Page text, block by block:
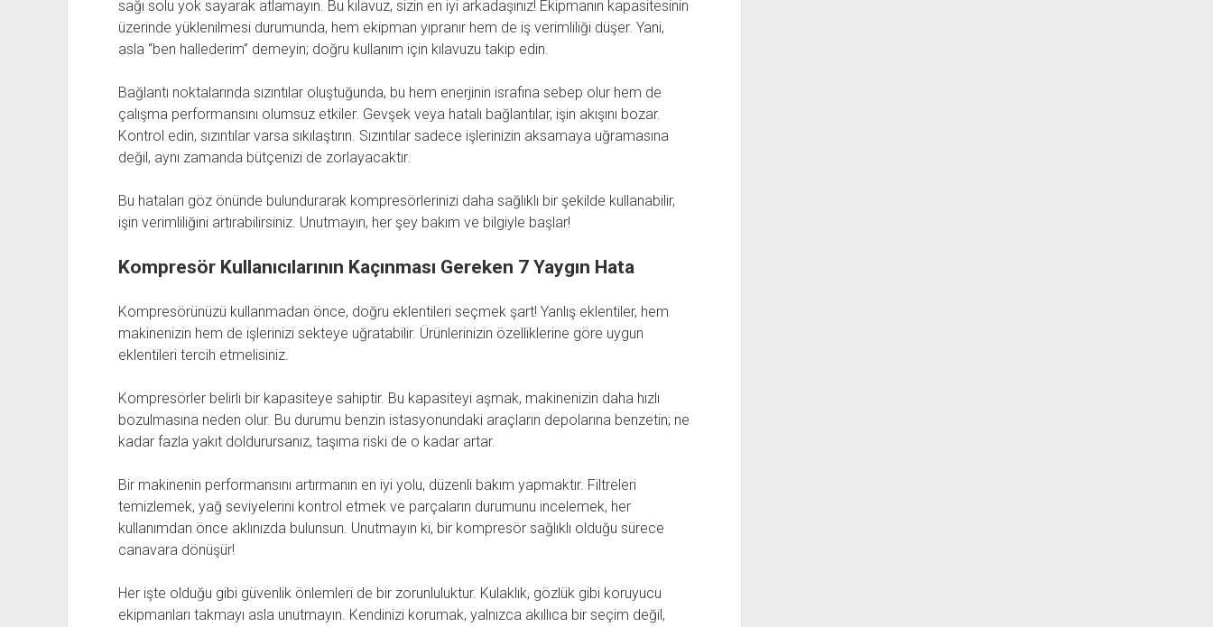
sağı solu yok sayarak atlamayın. Bu kılavuz, sizin en iyi arkadaşınız! Ekipmanın kapasitesinin
üzerinde yüklenilmesi durumunda, hem ekipman yıpranır hem de iş verimliliği düşer. Yani,
asla “ben hallederim” demeyin; doğru kullanım için kılavuzu takip edin.
Bağlantı noktalarında sızıntılar oluştuğunda, bu hem enerjinin israfına sebep olur hem de
çalışma performansını olumsuz etkiler. Gevşek veya hatalı bağlantılar, işin akışını bozar.
Kontrol edin, sızıntılar varsa sıkılaştırın. Sızıntılar sadece işlerinizin aksamaya uğramasına
değil, aynı zamanda bütçenizi de zorlayacaktır.
Bu hataları göz önünde bulundurarak kompresörlerinizi daha sağlıklı bir şekilde kullanabilir,
işin verimliliğini artırabilirsiniz. Unutmayın, her şey bakım ve bilgiyle başlar!
Kompresör Kullanıcılarının Kaçınması Gereken 7 Yaygın Hata
Kompresörünüzü kullanmadan önce, doğru eklentileri seçmek şart! Yanlış eklentiler, hem
makinenizin hem de işlerinizi sekteye uğratabilir. Ürünlerinizin özelliklerine göre uygun
eklentileri tercih etmelisiniz.
Kompresörler belirli bir kapasiteye sahiptir. Bu kapasiteyi aşmak, makinenizin daha hızlı
bozulmasına neden olur. Bu durumu benzin istasyonundaki araçların depolarına benzetin; ne
kadar fazla yakıt doldurursanız, taşıma riski de o kadar artar.
Bir makinenin performansını artırmanın en iyi yolu, düzenli bakım yapmaktır. Filtreleri
temizlemek, yağ seviyelerini kontrol etmek ve parçaların durumunu incelemek, her
kullanımdan önce aklınızda bulunsun. Unutmayın ki, bir kompresör sağlıklı olduğu sürece
canavara dönüşür!
Her işte olduğu gibi güvenlik önlemleri de bir zorunluluktur. Kulaklık, gözlük gibi koruyucu
ekipmanları takmayı asla unutmayın. Kendinizi korumak, yalnızca akıllıca bir seçim değil,